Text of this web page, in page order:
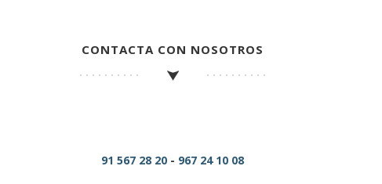
CONTACTA CON NOSOTROS
91 567 28 20- 967 24 10 08